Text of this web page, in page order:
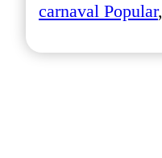
carnaval Popular,